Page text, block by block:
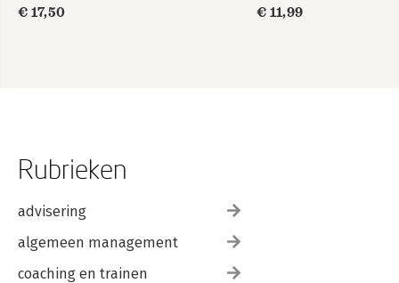
€ 17,50
€ 11,99
Rubrieken
advisering
algemeen management
coaching en trainen